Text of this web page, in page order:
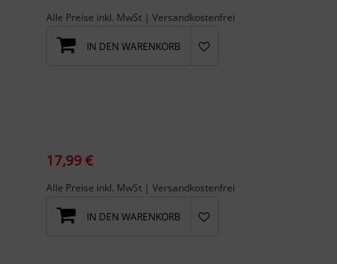
Alle Preise inkl. MwSt | Versandkostenfrei
IN DEN WARENKORB
17,99 €
Alle Preise inkl. MwSt | Versandkostenfrei
IN DEN WARENKORB